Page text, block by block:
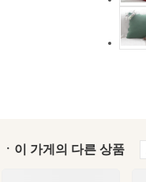
ㆍ이 가게의 다른 상품